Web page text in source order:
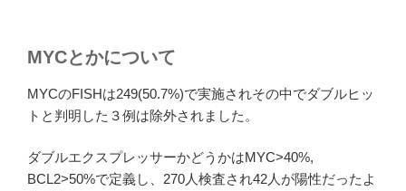
MYCとかについて
MYCのFISHは249(50.7%)で実施されその中でダブルヒッ
トと判明した３例は除外されました。
ダブルエクスプレッサーかどうかはMYC>40%,
BCL2>50%で定義し、270人検査され42人が陽性だったよ